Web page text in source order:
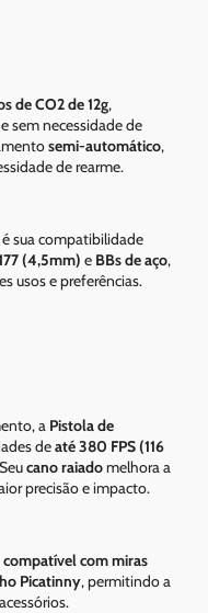
de CO2 de 12g,
sem necessidade de
semi-automático,
de rearme.
é sua compatibilidade
(4,5mm) e BBs de aço,
usos e preferências.
a Pistola de
deaté 380 FPS (116
cano raiadomelhora a
precisão e impacto.
compatível com miras
Picatinny, permitindo a